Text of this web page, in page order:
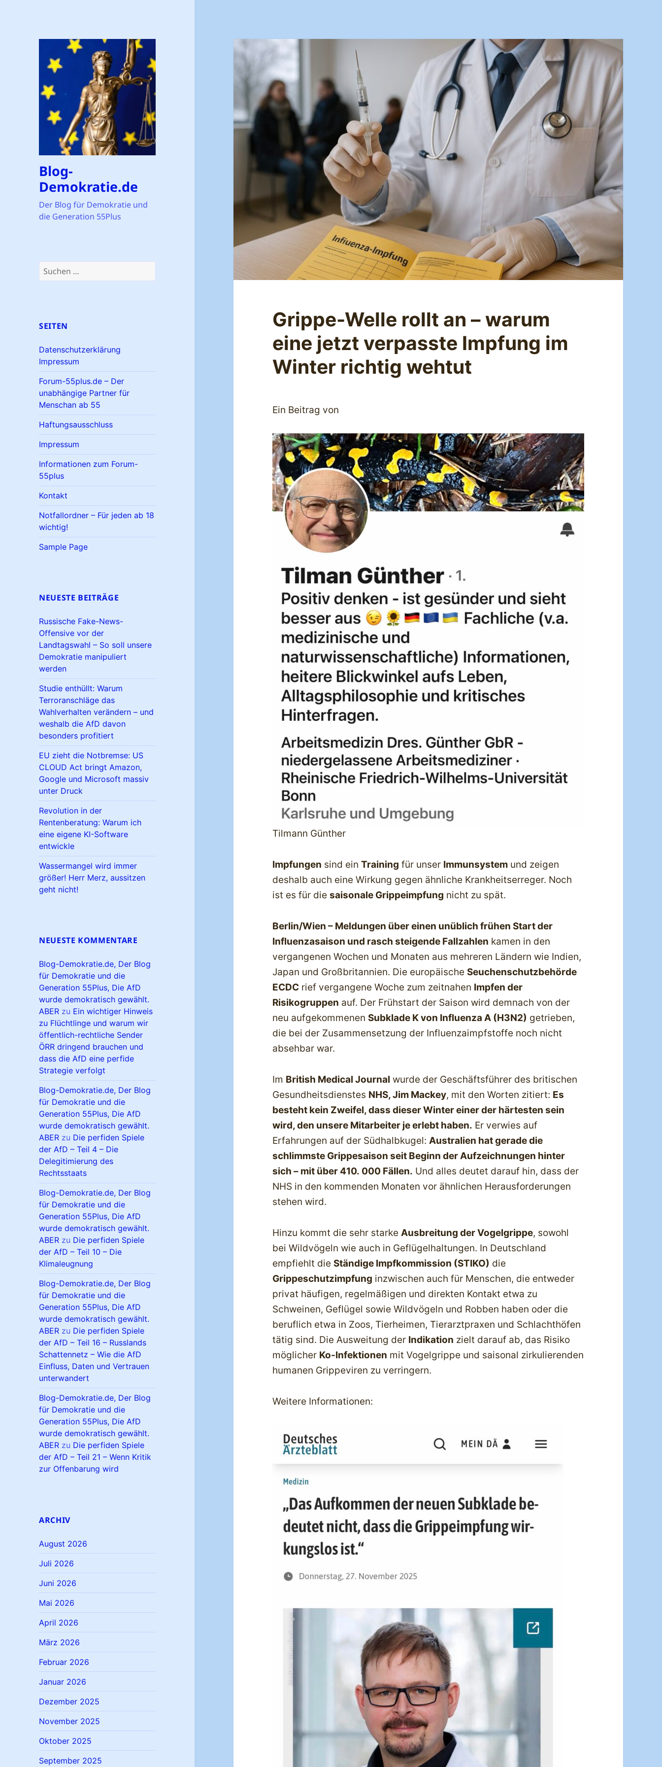
Blog-
Demokratie.de
Der Blog für Demokratie und
die Generation 55Plus
Suchen
nach:
SEITEN
Datenschutzerklärung
Impressum
Forum-55plus.de – Der
unabhängige Partner für
Menschan ab 55
Haftungsausschluss
Impressum
Informationen zum Forum-
55plus
Kontakt
Notfallordner – Für jeden ab 18
wichtig!
Sample Page
NEUESTE BEITRÄGE
Russische Fake-News-
Offensive vor der
Landtagswahl – So soll unsere
Demokratie manipuliert
werden
Studie enthüllt: Warum
Terroranschläge das
Wahlverhalten verändern – und
weshalb die AfD davon
besonders profitiert
EU zieht die Notbremse: US
CLOUD Act bringt Amazon,
Google und Microsoft massiv
unter Druck
Revolution in der
Rentenberatung: Warum ich
eine eigene KI-Software
entwickle
Wassermangel wird immer
größer! Herr Merz, aussitzen
geht nicht!
NEUESTE KOMMENTARE
Blog-Demokratie.de, Der Blog
für Demokratie und die
Generation 55Plus, Die AfD
wurde demokratisch gewählt.
ABER zu Ein wichtiger Hinweis
zu Flüchtlinge und warum wir
öffentlich-rechtliche Sender
ÖRR dringend brauchen und
dass die AfD eine perfide
Strategie verfolgt
Blog-Demokratie.de, Der Blog
für Demokratie und die
Generation 55Plus, Die AfD
wurde demokratisch gewählt.
ABER zu Die perfiden Spiele
der AfD – Teil 4 – Die
Delegitimierung des
Rechtsstaats
Blog-Demokratie.de, Der Blog
für Demokratie und die
Generation 55Plus, Die AfD
wurde demokratisch gewählt.
ABER zu Die perfiden Spiele
der AfD – Teil 10 – Die
Klimaleugnung
Blog-Demokratie.de, Der Blog
für Demokratie und die
Generation 55Plus, Die AfD
wurde demokratisch gewählt.
ABER zu Die perfiden Spiele
der AfD – Teil 16 – Russlands
Schattennetz – Wie die AfD
Einfluss, Daten und Vertrauen
unterwandert
Blog-Demokratie.de, Der Blog
für Demokratie und die
Generation 55Plus, Die AfD
wurde demokratisch gewählt.
ABER zu Die perfiden Spiele
der AfD – Teil 21 – Wenn Kritik
zur Offenbarung wird
ARCHIV
August 2026
Juli 2026
Juni 2026
Mai 2026
April 2026
März 2026
Februar 2026
Januar 2026
Dezember 2025
November 2025
Oktober 2025
September 2025
Grippe-Welle rollt an – warum
eine jetzt verpasste Impfung im
Winter richtig wehtut
Ein Beitrag von
Tilmann Günther
Impfungen sind einTraining für unser Immunsystem und zeigen
deshalb auch eine Wirkung gegen ähnliche Krankheitserreger. Noch
ist es für diesaisonale Grippeimpfung nicht zu spät.
Berlin/Wien – Meldungen über einen unüblich frühen Start der
Influenzasaison und rasch steigende Fallzahlen kamen in den
vergangenen Wochen und Monaten aus mehreren Ländern wie Indien,
Japan und Großbritannien. Die europäische Seuchenschutzbehörde
ECDC rief vergangene Woche zum zeitnahen Impfen der
Risikogruppen auf. Der Frühstart der Saison wird demnach von der
neu aufgekommenen Subklade K von Influenza A (H3N2) getrieben,
die bei der Zusammensetzung der Influenzaimpfstoffe noch nicht
absehbar war.
Im British Medical Journal wurde der Geschäftsführer des britischen
Gesundheitsdienstes NHS, Jim Mackey, mit den Worten zitiert: Es
besteht kein Zweifel, dass dieser Winter einer der härtesten sein
wird, den unsere Mitarbeiter je erlebt haben. Er verwies auf
Erfahrungen auf der Südhalbkugel:Australien hat gerade die
schlimmste Grippesaison seit Beginn der Aufzeichnungen hinter
sich – mit über 410. 000 Fällen. Und alles deutet darauf hin, dass der
NHS in den kommenden Monaten vor ähnlichen Herausforderungen
stehen wird.
Hinzu kommt die sehr starkeAusbreitung der Vogelgrippe, sowohl
bei Wildvögeln wie auch in Geflügelhaltungen. In Deutschland
empfiehlt die Ständige Impfkommission (STIKO) die
Grippeschutzimpfung inzwischen auch für Menschen, die entweder
privat häufigen, regelmäßigen und direkten Kontakt etwa zu
Schweinen, Geflügel sowie Wildvögeln und Robben haben oder die
beruflich etwa in Zoos, Tierheimen, Tierarztpraxen und Schlachthöfen
tätig sind. Die Ausweitung der Indikation zielt darauf ab, das Risiko
möglicher Ko-Infektionen mit Vogelgrippe und saisonal zirkulierenden
humanen Grippeviren zu verringern.
Weitere Informationen: